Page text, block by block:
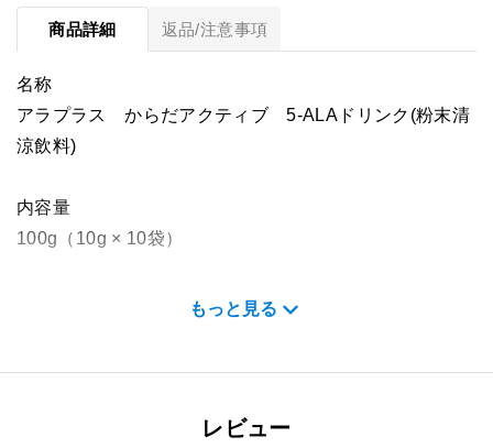
商品詳細 返品/注意事項
名称
アラプラス からだアクティブ 5‐ALAドリンク(粉末清
涼飲料)
内容量
100g（10g × 10袋）
もっと見る
レビュー